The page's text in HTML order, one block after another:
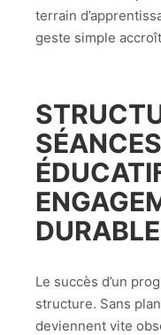
terrain
geste simple
DURABLE
Le succès d’un
structure. Sans
deviennent vite